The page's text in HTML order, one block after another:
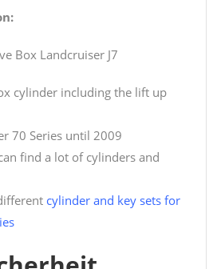
Box Landcruiser J7
cylinder including the lift up
70 Series until 2009
find a lot of cylinders and
cylinder and key sets for